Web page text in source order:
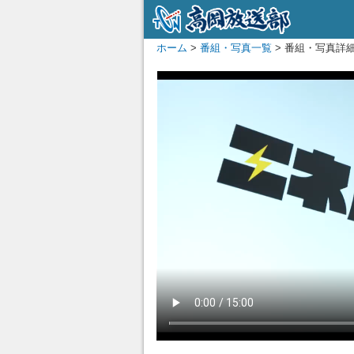
ホーム > 番組・写真一覧 > 番組・写真詳